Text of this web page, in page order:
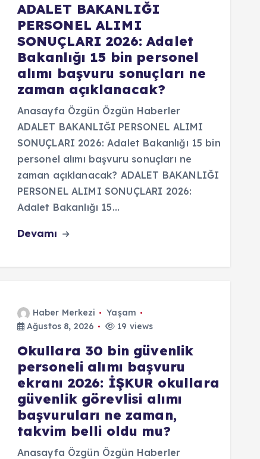
ADALET BAKANLIĞI
PERSONEL ALIMI
SONUÇLARI 2026: Adalet
Bakanlığı 15 bin personel
alımı başvuru sonuçları ne
zaman açıklanacak?
Anasayfa Özgün Özgün Haberler
ADALET BAKANLIĞI PERSONEL ALIMI
SONUÇLARI 2026: Adalet Bakanlığı 15 bin
personel alımı başvuru sonuçları ne
zaman açıklanacak? ADALET BAKANLIĞI
PERSONEL ALIMI SONUÇLARI 2026:
Adalet Bakanlığı 15…
Devamı
Haber Merkezi
Yaşam
Ağustos 8, 2026
19 views
Okullara 30 bin güvenlik
personeli alımı başvuru
ekranı 2026: İŞKUR okullara
güvenlik görevlisi alımı
başvuruları ne zaman,
takvim belli oldu mu?
Anasayfa Özgün Özgün Haberler